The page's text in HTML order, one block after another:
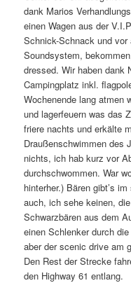
dank Marios
einen Wagen aus der
Schnick-Schnack und
Soundsystem,
dressed. Wir haben dank
Campingplatz inkl.
Wochenende lang atmen
und lagerfeuern was das
friere nachts und erkälte
Draußenschwimmen des
nichts, ich hab kurz vor
durchschwommen. War
hinterher.) Bären gibt’s
auch, ich sehe keinen,
Schwarzbären aus dem
einen Schlenker durch
aber der scenic drive am
Den Rest der Strecke
den Highway 61 entlang.